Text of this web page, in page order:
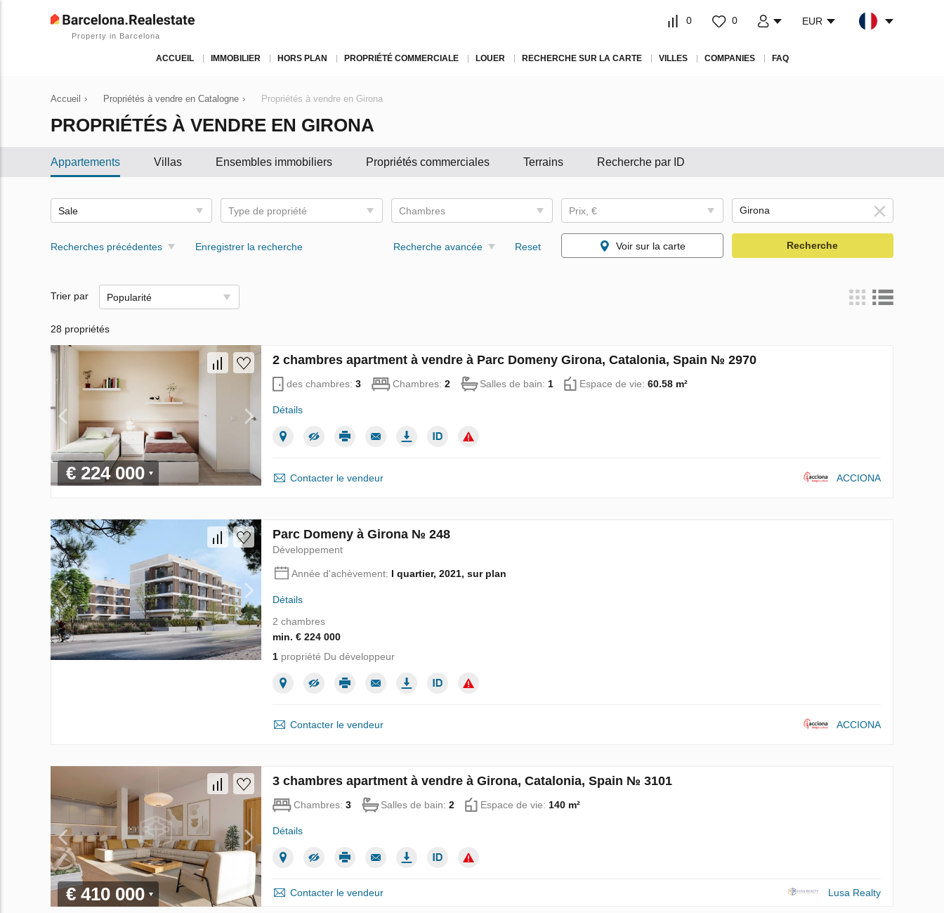
Property in Barcelona
0 0 EUR
ACCUEIL IMMOBILIER HORS PLAN PROPRIÉTÉ COMMERCIALE LOUER RECHERCHE SUR LA CARTE VILLES COMPANIES FAQ
Accueil › Propriétés à vendre en Catalogne › Propriétés à vendre en Girona
PROPRIÉTÉS À VENDRE EN GIRONA
Appartements Villas Ensembles immobiliers Propriétés commerciales Terrains Recherche par ID
Sale Type de propriété Chambres Prix, €
Recherches précédentes Enregistrer la recherche Recherche avancée Reset Voir sur la carte Recherche
Trier par Popularité
28 propriétés
€ 224 000
2 chambres apartment à vendre à Parc Domeny Girona, Catalonia, Spain № 2970
des chambres: 3 Chambres: 2 Salles de bain: 1 Espace de vie: 60.58 m²
Détails
Contacter le vendeur ACCIONA
Parc Domeny à Girona № 248
Développement
Année d'achèvement: I quartier, 2021, sur plan
Détails
2 chambres
min. € 224 000
1propriété Du développeur
Contacter le vendeur ACCIONA
€ 410 000
3 chambres apartment à vendre à Girona, Catalonia, Spain № 3101
Chambres: 3 Salles de bain: 2 Espace de vie: 140 m²
Détails
Contacter le vendeur Lusa Realty